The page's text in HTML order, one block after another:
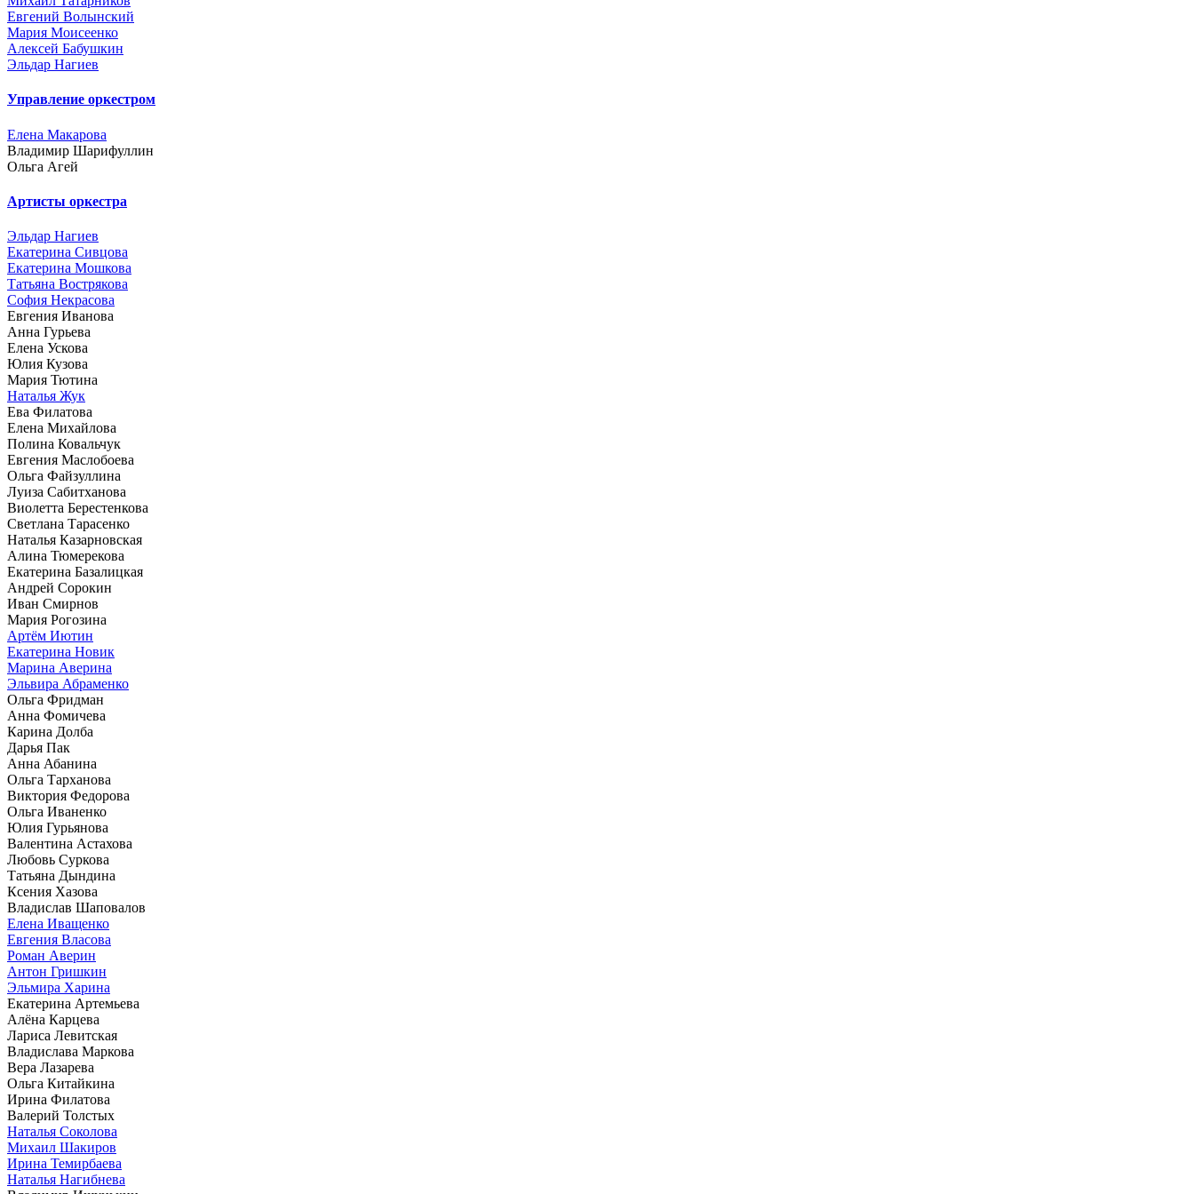
Евгений Волынский
Мария Моисеенко
Алексей Бабушкин
Эльдар Нагиев
Управление оркестром
Елена Макарова
Владимир Шарифуллин
Ольга Агей
Артисты оркестра
Эльдар Нагиев
Екатерина Сивцова
Екатерина Мошкова
Татьяна Вострякова
София Некрасова
Евгения Иванова
Анна Гурьева
Елена Ускова
Юлия Кузова
Мария Тютина
Наталья Жук
Ева Филатова
Елена Михайлова
Полина Ковальчук
Евгения Маслобоева
Ольга Файзуллина
Луиза Сабитханова
Виолетта Берестенкова
Светлана Тарасенко
Наталья Казарновская
Алина Тюмерекова
Екатерина Базалицкая
Андрей Сорокин
Иван Смирнов
Мария Рогозина
Артём Иютин
Екатерина Новик
Марина Аверина
Эльвира Абраменко
Ольга Фридман
Анна Фомичева
Карина Долба
Дарья Пак
Анна Абанина
Ольга Тарханова
Виктория Федорова
Ольга Иваненко
Юлия Гурьянова
Валентина Астахова
Любовь Суркова
Татьяна Дындина
Ксения Хазова
Владислав Шаповалов
Елена Иващенко
Евгения Власова
Роман Аверин
Антон Гришкин
Эльмира Харина
Екатерина Артемьева
Алёна Карцева
Лариса Левитская
Владислава Маркова
Вера Лазарева
Ольга Китайкина
Ирина Филатова
Валерий Толстых
Наталья Соколова
Михаил Шакиров
Ирина Темирбаева
Наталья Нагибнева